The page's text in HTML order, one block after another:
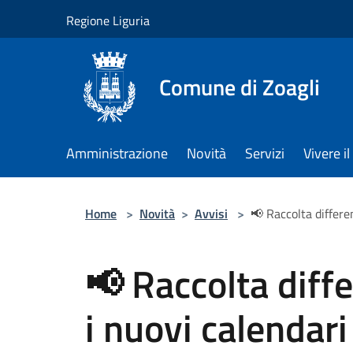
Regione Liguria
Comune di Zoagli
Amministrazione Novità Servizi Vivere
Home > Novità > Avvisi > 📢 Raccolta
📢 Raccolta
i nuovi